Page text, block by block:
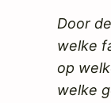
Door
welke
op
welke